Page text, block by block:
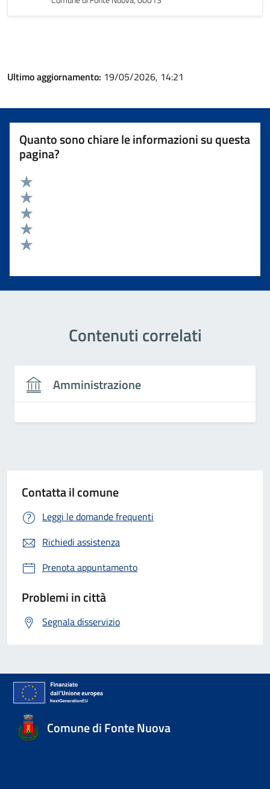
Ultimo aggiornamento: 19/05/2026, 14:21
Quanto sono chiare le informazioni su questa
pagina?
Valuta 5 stelle su 5
Valuta 4 stelle su 5
Valuta 3 stelle su 5
Valuta 2 stelle su 5
Contenuti correlati
Amministrazione
Contatta il comune
Leggi le domande frequenti
Richiedi assistenza
Prenota appuntamento
Problemi in città
Segnala disservizio
Comune di Fonte Nuova